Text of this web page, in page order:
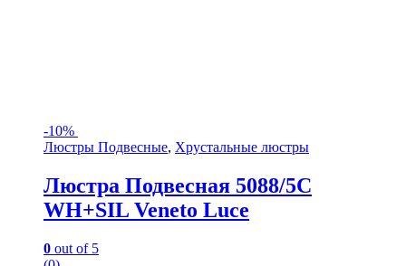
-10%
Люстры Подвесные, Хрустальные люстры
Люстра Подвесная 5088/5C
WH+SIL Veneto Luce
0 out of 5